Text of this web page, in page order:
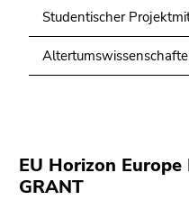
Studentischer
EU Horizon Europe
GRANT